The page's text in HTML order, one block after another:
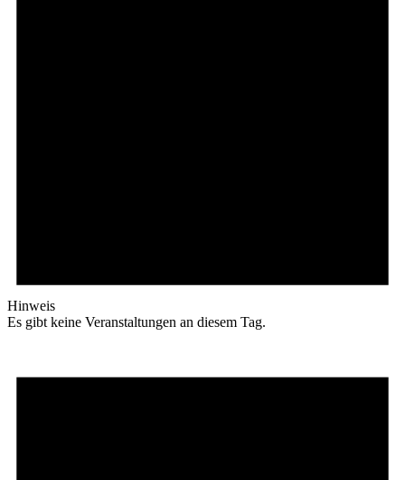
Hinweis
Es gibt keine Veranstaltungen an diesem Tag.